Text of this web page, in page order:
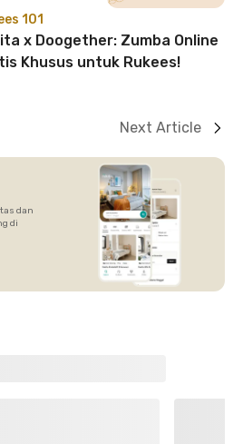
101
x Doogether: Zumba Online
Khusus untuk Rukees!
Next Article
dan
di